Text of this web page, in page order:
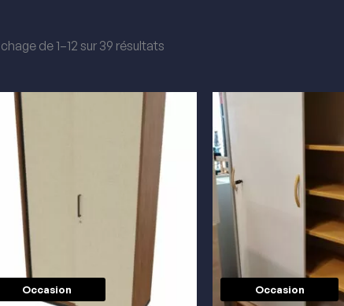
de 1–12 sur 39 résultats
Occasion
Occasion